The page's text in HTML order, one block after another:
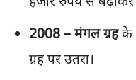
2008 –मंगलग्रहके
ग्रह पर उतरा।